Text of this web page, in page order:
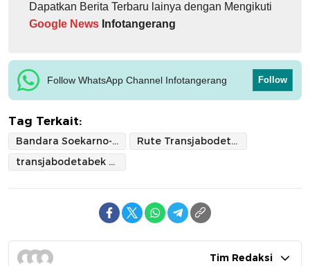
Dapatkan Berita Terbaru lainya dengan Mengikuti
Google News Infotangerang
Follow WhatsApp Channel Infotangerang Follow
Tag Terkait:
Bandara Soekarno-Hatta
Rute Transjabodetabek
transjabodetabek blok m- soetta
Tim Redaksi